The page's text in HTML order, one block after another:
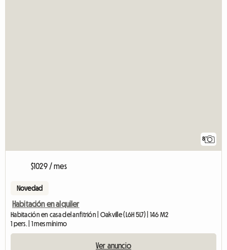
8
$1029 / mes
Novedad
Habitación en alquiler
Habitación en casa del anfitrión | Oakville (L6H 5L7) | 146 M2
1 pers. | 1 mes mínimo
Ver anuncio